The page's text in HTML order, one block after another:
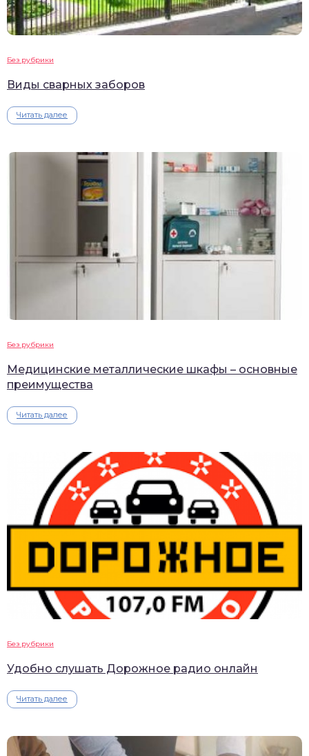
Без рубрики
Виды сварных заборов
Читать далее
Без рубрики
Медицинские металлические шкафы – основные
преимущества
Читать далее
Без рубрики
Удобно слушать Дорожное радио онлайн
Читать далее